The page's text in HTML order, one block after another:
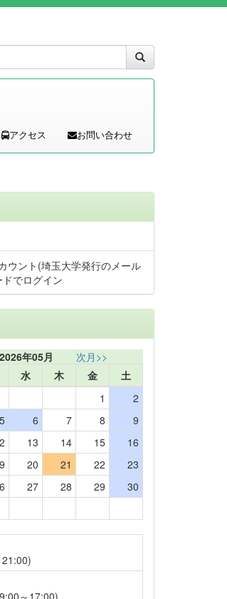
アクセス お問い合わせ
ウント(埼玉大学発行のメール
でログイン
2026年05月
次月>>
水 木 金
土
1
2
5 6 7 8
9
13 14 15
16
20 21 22
23
27 28 29
30
～17:00)